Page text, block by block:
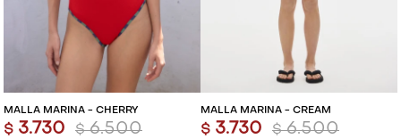
MALLA MARINA - CHERRY
$ 3.730 $ 6.500
MALLA MARINA - CREAM
$ 3.730 $ 6.500